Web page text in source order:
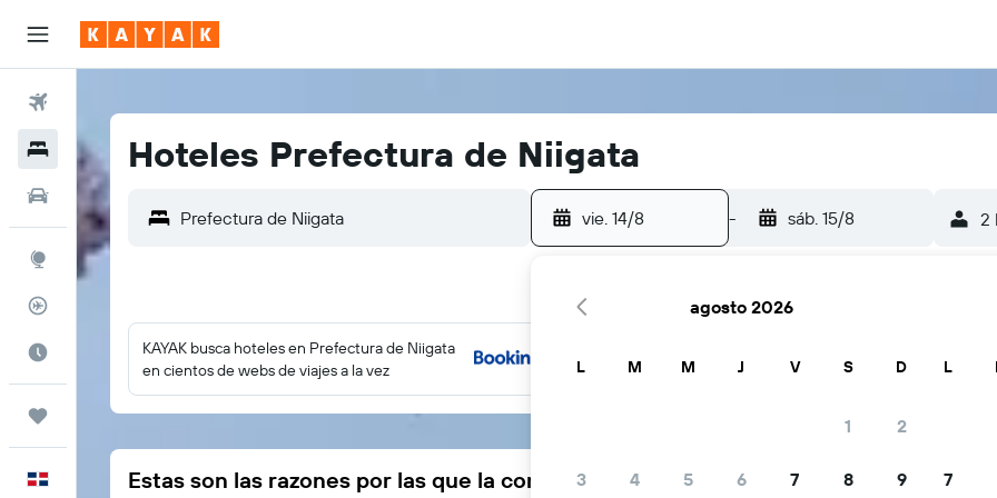
Hoteles
Autos
Explore
Hoteles Prefectura de Niigata
vie. 14/8 - sáb. 15/8 2
KAYAK busca hoteles en Prefectura de Niigata
en cientos de webs de viajes a la vez
Estas son las razones por las que la comunidad viajera elige KAYAK
agosto 2026
L M M J V S D
1 2
3 4 5 6 7 8 9
L
7